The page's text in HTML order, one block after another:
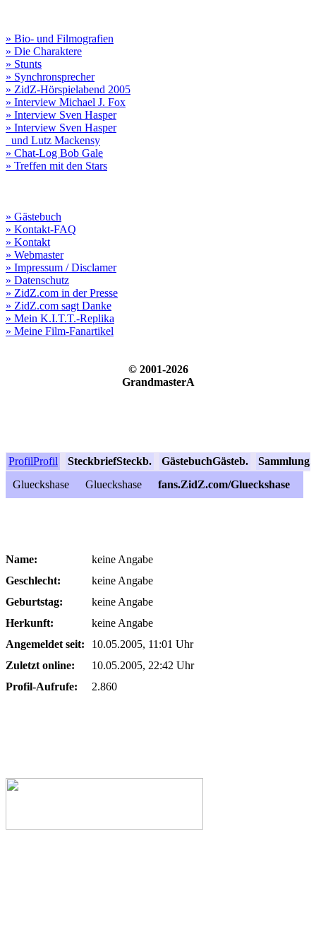
» Bio- und Filmografien
» Die Charaktere
» Stunts
» Synchronsprecher
» ZidZ-Hörspielabend 2005
» Interview Michael J. Fox
» Interview Sven Hasper
» Interview Sven Hasper
und Lutz Mackensy
» Chat-Log Bob Gale
» Treffen mit den Stars
» Gästebuch
» Kontakt-FAQ
» Kontakt
» Webmaster
» Impressum / Disclamer
» Datenschutz
» ZidZ.com in der Presse
» ZidZ.com sagt Danke
» Mein K.I.T.T.-Replika
» Meine Film-Fanartikel
© 2001-2026
GrandmasterA
ProfilProfil SteckbriefSteckb. GästebuchGästeb. Sammlung
Glueckshase
Glueckshase fans.ZidZ.com/Glueckshase
Name:
keine Angabe
Geschlecht:
keine Angabe
Geburtstag:
keine Angabe
Herkunft:
keine Angabe
Angemeldet seit:
10.05.2005, 11:01 Uhr
Zuletzt online:
10.05.2005, 22:42 Uhr
Profil-Aufrufe:
2.860